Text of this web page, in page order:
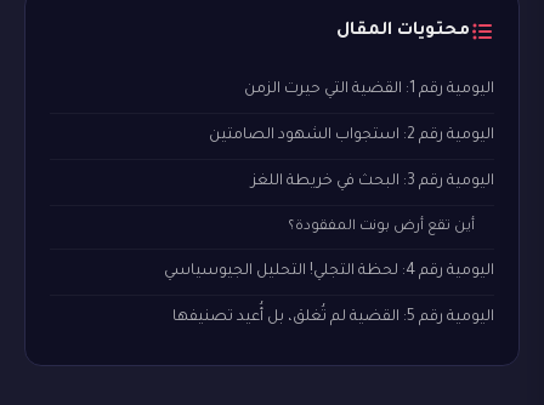
محتويات المقال
اليومية رقم 1: القضية التي حيرت الزمن
اليومية رقم 2: استجواب الشهود الصامتين
اليومية رقم 3: البحث في خريطة اللغز
أين تقع أرض بونت المفقودة؟
اليومية رقم 4: لحظة التجلي! التحليل الجيوسياسي
اليومية رقم 5: القضية لم تُغلق، بل أُعيد تصنيفها